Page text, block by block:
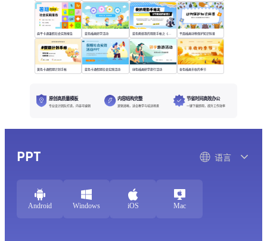
扁平卡通暑假社会实践报告 蓝色插画研学活动 蓝色撕纸我的观影手帐之《不能说的秘密》 平面插画动物保护知识科普
黄色卡通假期计划手帐 蓝色卡通假期社会实践活动 绿色插画研学旅行活动 金色插画丰收的季节
原创高质量模板
专业设计团队打造，内容可编辑
内容结构完整
逻辑清晰，适合教学与培训场景
节省时间高效办公
一键下载即用，提升工作效率
PPT 语言
Android Windows iOS Mac